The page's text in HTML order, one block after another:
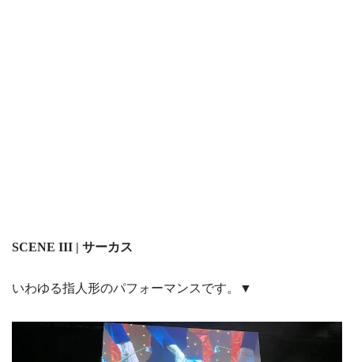
SCENE III | サーカス
いわゆる指人形のパフォーマンスです。▼